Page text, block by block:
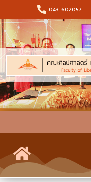
043-602057